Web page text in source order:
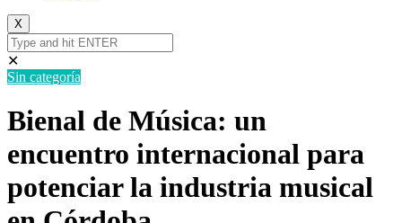
X
✕
Sin categoría
Bienal de Música: un
encuentro internacional para
potenciar la industria musical